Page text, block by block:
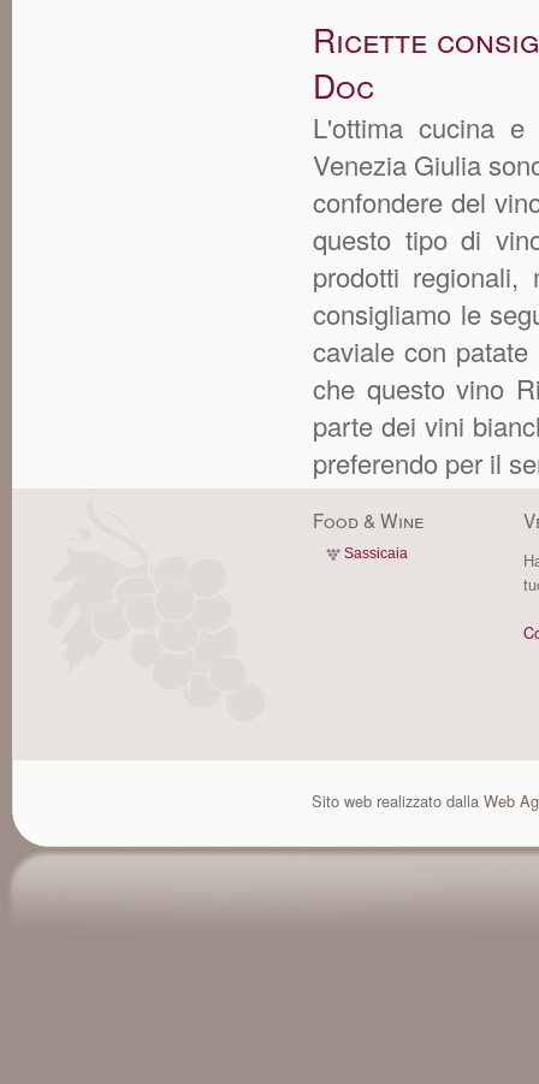
Ricette
Doc
L'ottima cucina
Venezia Giulia
confondere del
questo tipo di
prodotti
consigliamo le
caviale con
che questo vino
parte dei vini
preferendo per il
Food & Wine
Sassicaia
Sito web realizzato dalla Web